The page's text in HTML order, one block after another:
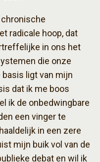
radicale hoop, dat
in ons het
die onze
ligt van mijn
dat ik me boos
ik de onbedwingbare
een vinger te
in een zere
mijn buik vol van de
debat en wil ik